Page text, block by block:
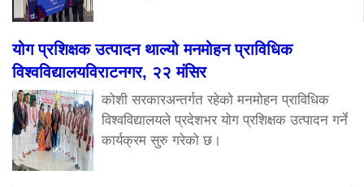
योग प्रशिक्षक उत्पादन थाल्यो मनमोहन प्राविधिक
विश्वविद्यालयविराटनगर, २२ मंसिर
कोशी सरकारअन्तर्गत रहेको मनमोहन प्राविधिक
विश्वविद्यालयले प्रदेशभर योग प्रशिक्षक उत्पादन गर्ने
कार्यक्रम सुरु गरेको छ।